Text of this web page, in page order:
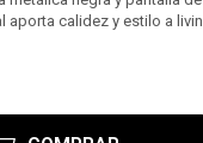
aporta calidez y estilo a